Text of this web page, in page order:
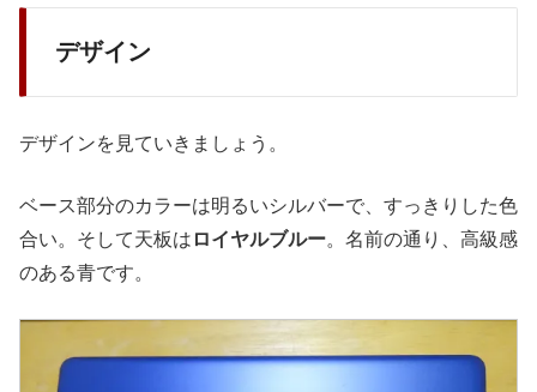
デザイン
デザインを見ていきましょう。
ベース部分のカラーは明るいシルバーで、すっきりした色
合い。そして天板は ロイヤルブルー。名前の通り、高級感
のある青です。